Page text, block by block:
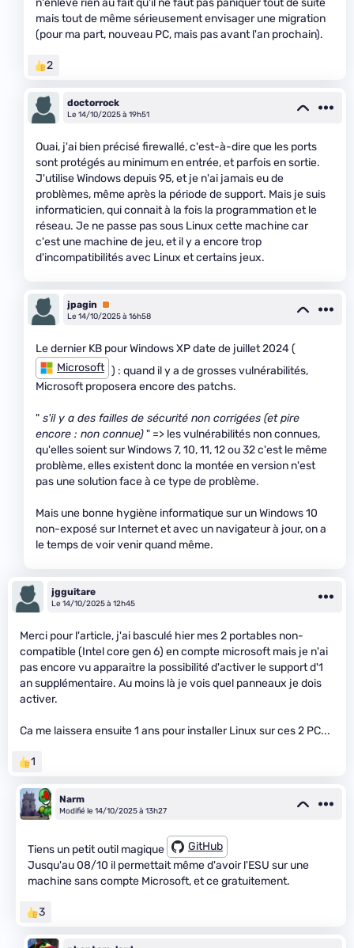
n'enlève rien au fait qu'il ne faut pas paniquer tout de suite
mais tout de même sérieusement envisager une migration
(pour ma part, nouveau PC, mais pas avant l'an prochain).
2
doctorrock
Le 14/10/2025 à 19h51
Ouai, j'ai bien précisé firewallé, c'est-à-dire que les ports
sont protégés au minimum en entrée, et parfois en sortie.
J'utilise Windows depuis 95, et je n'ai jamais eu de
problèmes, même après la période de support. Mais je suis
informaticien, qui connait à la fois la programmation et le
réseau. Je ne passe pas sous Linux cette machine car
c'est une machine de jeu, et il y a encore trop
d'incompatibilités avec Linux et certains jeux.
jpagin
Premium
Le 14/10/2025 à 16h58
Le dernier KB pour Windows XP date de juillet 2024 (
Microsoft ) : quand il y a de grosses vulnérabilités,
Microsoft proposera encore des patchs.
" s'il y a des failles de sécurité non corrigées (et pire
encore : non connue)" => les vulnérabilités non connues,
qu'elles soient sur Windows 7, 10, 11, 12 ou 32 c'est le même
problème, elles existent donc la montée en version n'est
pas une solution face à ce type de problème.
Mais une bonne hygiène informatique sur un Windows 10
non-exposé sur Internet et avec un navigateur à jour, on a
le temps de voir venir quand même.
jgguitare
Le 14/10/2025 à 12h45
Merci pour l'article, j'ai basculé hier mes 2 portables non-
compatible (Intel core gen 6) en compte microsoft mais je n'ai
pas encore vu apparaitre la possibilité d'activer le support d'1
an supplémentaire. Au moins là je vois quel panneaux je dois
activer.
Ca me laissera ensuite 1 ans pour installer Linux sur ces 2 PC...
1
Narm
Modifié le 14/10/2025 à 13h27
Tiens un petit outil magique
GitHub
Jusqu'au 08/10 il permettait même d'avoir l'ESU sur une
machine sans compte Microsoft, et ce gratuitement.
3